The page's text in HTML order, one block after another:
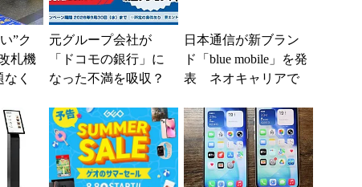
”ク
札機
く
...
元グループ会社が
「ドコモの銀行」に
なった不満を吸収？
BIの銀行」として最
大5....
日本通信が新ブラン
ド「blue mobile」を発
表 ネオキャリアで